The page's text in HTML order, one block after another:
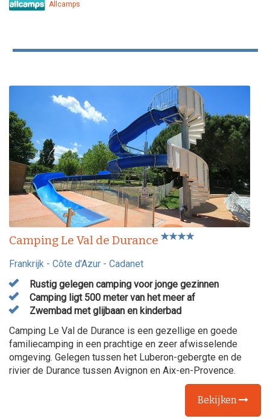
Allcamps
Camping Le Val de Durance
Frankrijk - Côte d'Azur - Cadanet
Rustig gelegen camping voor jonge gezinnen
Camping ligt 500 meter van het meer af
Zwembad met glijbaan en kinderbad
Camping Le Val de Durance is een gezellige en goede
familiecamping in een prachtige en zeer afwisselende
omgeving. Gelegen tussen het Luberon-gebergte en de
rivier de Durance tussen Avignon en Aix-en-Provence.
Bekijken